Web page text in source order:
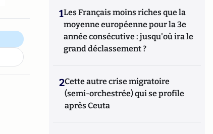
1Les Français moins riches que la
moyenne européenne pour la 3e
année consécutive : jusqu'où ira le
grand déclassement ?
2Cette autre crise migratoire
(semi-orchestrée) qui se profile
après Ceuta